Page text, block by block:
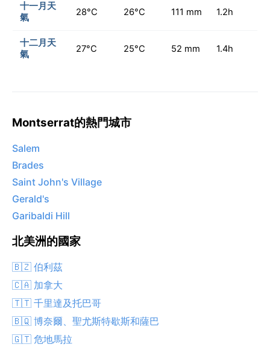
十一月天
氣
28°C 26°C 111 mm 1.2h
十二月天
氣
27°C 25°C 52 mm 1.4h
Montserrat的熱門城市
Salem
Brades
Saint John's Village
Gerald's
Garibaldi Hill
北美洲的國家
🇧🇿 伯利茲
🇨🇦 加拿大
🇹🇹 千里達及托巴哥
🇧🇶 博奈爾、聖尤斯特歇斯和薩巴
🇬🇹 危地馬拉